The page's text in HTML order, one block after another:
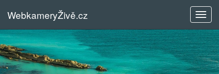
menu
WebkameryŽivě.cz